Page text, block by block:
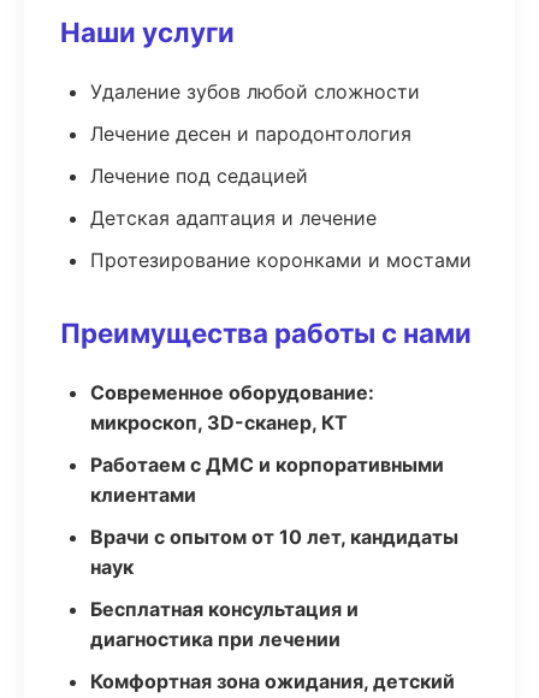
Наши услуги
Удаление зубов любой сложности
Лечение десен и пародонтология
Лечение под седацией
Детская адаптация и лечение
Протезирование коронками и мостами
Преимущества работы с нами
Современное оборудование:
микроскоп, 3D-сканер, КТ
Работаем с ДМС и корпоративными
клиентами
Врачи с опытом от 10 лет, кандидаты
наук
Бесплатная консультация и
диагностика при лечении
Комфортная зона ожидания, детский